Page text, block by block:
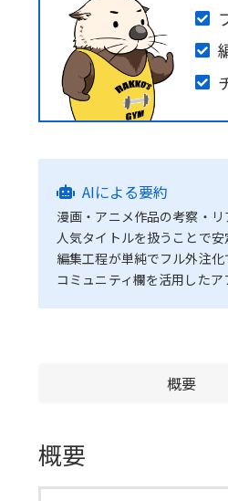
AIによる要約
漫画・アニメ作品の考察・
人気タイトルを扱うことで
編集工程が単純でフル外注化
コミュニティ欄を活用した
概要
概要